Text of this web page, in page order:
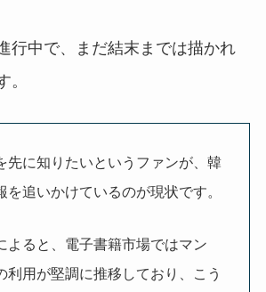
行中で、まだ結末までは描かれ
。
先に知りたいというファンが、韓
を追いかけているのが現状です。
よると、電子書籍市場ではマン
利用が堅調に推移しており、こう